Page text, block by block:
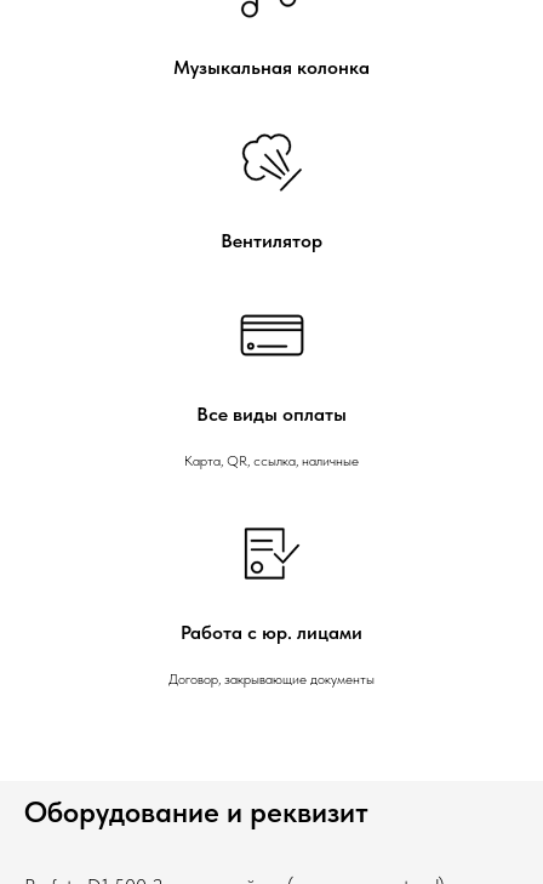
Музыкальная колонка
Вентилятор
Все виды оплаты
Карта, QR, ссылка, наличные
Работа с юр. лицами
Договор, закрывающие документы
Оборудование и реквизит